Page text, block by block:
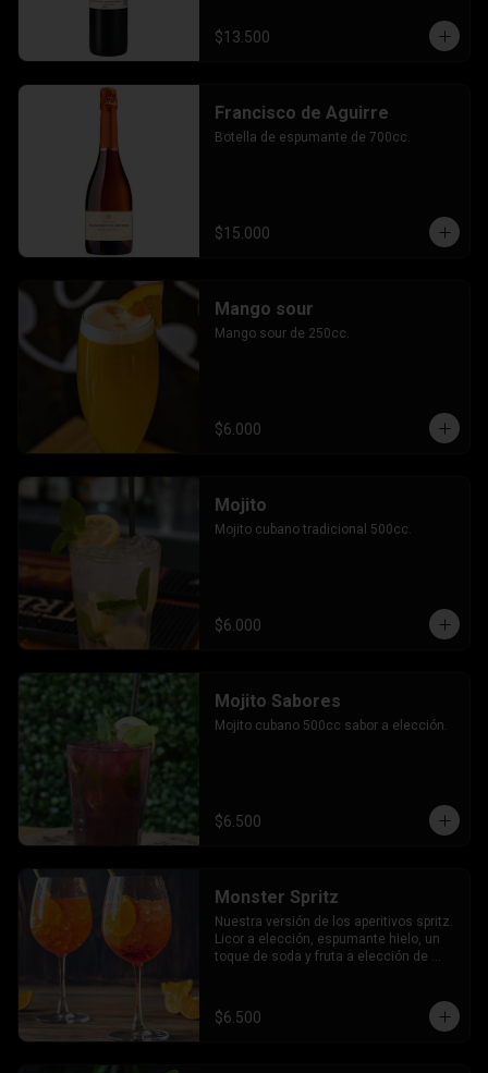
$13.500
Francisco de Aguirre
Botella de espumante de 700cc.
$15.000
Mango sour
Mango sour de 250cc.
$6.000
Mojito
Mojito cubano tradicional 500cc.
$6.000
Mojito Sabores
Mojito cubano 500cc sabor a elección.
$6.500
Monster Spritz
Nuestra versión de los aperitivos spritz.
Licor a elección, espumante hielo, un
toque de soda y fruta a elección de
$6.500